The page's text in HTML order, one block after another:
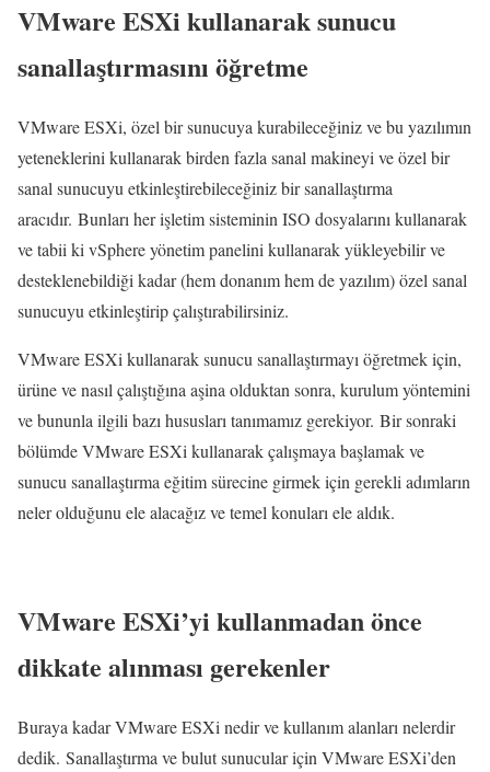
VMware ESXi kullanarak sunucu
sanallaştırmasını öğretme
VMware ESXi, özel bir sunucuya kurabileceğiniz ve bu yazılımın
yeteneklerini kullanarak birden fazla sanal makineyi ve özel bir
sanal sunucuyu etkinleştirebileceğiniz bir sanallaştırma
aracıdır. Bunları her işletim sisteminin ISO dosyalarını kullanarak
ve tabii ki vSphere yönetim panelini kullanarak yükleyebilir ve
desteklenebildiği kadar (hem donanım hem de yazılım) özel sanal
sunucuyu etkinleştirip çalıştırabilirsiniz.
VMware ESXi kullanarak sunucu sanallaştırmayı öğretmek için,
ürüne ve nasıl çalıştığına aşina olduktan sonra, kurulum yöntemini
ve bununla ilgili bazı hususları tanımamız gerekiyor. Bir sonraki
bölümde VMware ESXi kullanarak çalışmaya başlamak ve
sunucu sanallaştırma eğitim sürecine girmek için gerekli adımların
neler olduğunu ele alacağız ve temel konuları ele aldık.
VMware ESXi’yi kullanmadan önce
dikkate alınması gerekenler
Buraya kadar VMware ESXi nedir ve kullanım alanları nelerdir
dedik. Sanallaştırma ve bulut sunucular için VMware ESXi’den